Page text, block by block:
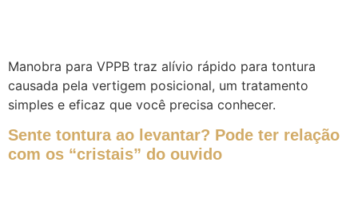
Manobra para VPPB traz alívio rápido para tontura
causada pela vertigem posicional, um tratamento
simples e eficaz que você precisa conhecer.
Sente tontura ao levantar? Pode ter relação
com os “cristais” do ouvido